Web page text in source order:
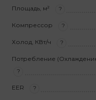
Площадь, м² ?
Компрессор ?
Холод, КВт/ч ?
Потребление
?
EER ?